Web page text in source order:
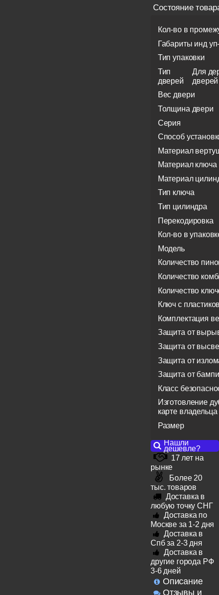
Состояние
Кол-во в
Габариты инд
Тип упаковки
Тип
дверей
Для
дверей
Вес двери
Толщина двери
Серия
Способ
Материал
Материал ключа
Материал
Тип ключа
Тип цилиндра
Перекодировка
Кол-во в
Модель
Количество
Количество
Количество
Ключ с
Комплектация
Защита от
Защита от
Защита от
Защита от
Класс
Изготовление
карте владельца
Размер
Нашли
дешевле?
17 лет на
рынке
Более 20
тыс. товаров
Доставка в
любую точку СНГ
Доставка по
Москве за 1-2 дня
Доставка в
Спб за 2-3 дня
Доставка в
другие города РФ
3-6 дней
Описание
Отзывы и